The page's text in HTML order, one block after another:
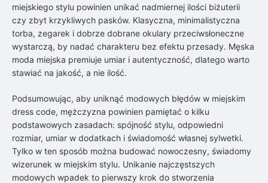
miejskiego stylu powinien unikać nadmiernej ilości biżuterii
czy zbyt krzykliwych pasków. Klasyczna, minimalistyczna
torba, zegarek i dobrze dobrane okulary przeciwsłoneczne
wystarczą, by nadać charakteru bez efektu przesady. Męska
moda miejska premiuje umiar i autentyczność, dlatego warto
stawiać na jakość, a nie ilość.
Podsumowując, aby uniknąć modowych błędów w miejskim
dress code, mężczyzna powinien pamiętać o kilku
podstawowych zasadach: spójność stylu, odpowiedni
rozmiar, umiar w dodatkach i świadomość własnej sylwetki.
Tylko w ten sposób można budować nowoczesny, świadomy
wizerunek w miejskim stylu. Unikanie najczęstszych
modowych wpadek to pierwszy krok do stworzenia